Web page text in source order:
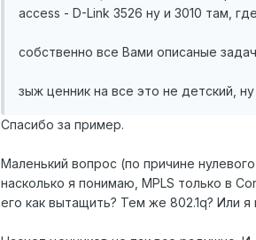
access - D-Link 3526 ну и 3010 там,
собственно все Вами описаные
зыж ценник на все это не детский,
Спасибо за пример.
Маленький вопрос (по причине
насколько я понимаю, MPLS только в
его как вытащить? Тем же 802.1q? Или